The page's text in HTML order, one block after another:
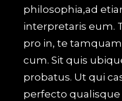
philosophia,ad
interpretaris eum.
pro in, te
cum. Sit quis
probatus. Ut qui
perfecto qualisque